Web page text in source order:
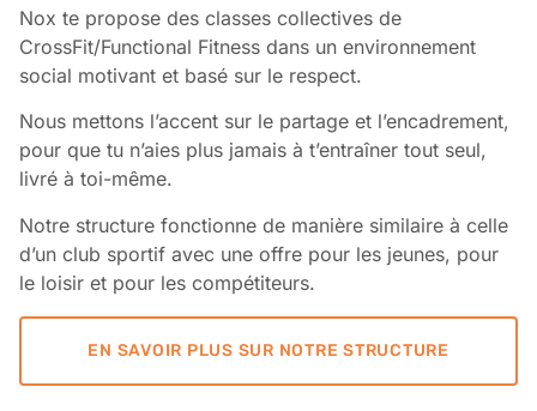
Nox te propose des classes collectives de
CrossFit/Functional Fitness dans un environnement
social motivant et basé sur le respect.
Nous mettons l’accent sur le partage et l’encadrement,
pour que tu n’aies plus jamais à t’entraîner tout seul,
livré à toi-même.
Notre structure fonctionne de manière similaire à celle
d’un club sportif avec une offre pour les jeunes, pour
le loisir et pour les compétiteurs.
EN SAVOIR PLUS SUR NOTRE STRUCTURE